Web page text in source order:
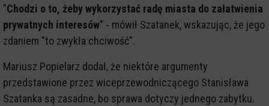
"Chodzi o to, żeby wykorzystać radę miasta do załatwienia
prywatnych interesów" - mówił Szatanek, wskazując, że jego
zdaniem "to zwykła chciwość".
Mariusz Popielarz dodał, że niektóre argumenty
przedstawione przez wiceprzewodniczącego Stanisława
Szatanka są zasadne, bo sprawa dotyczy jednego zabytku.